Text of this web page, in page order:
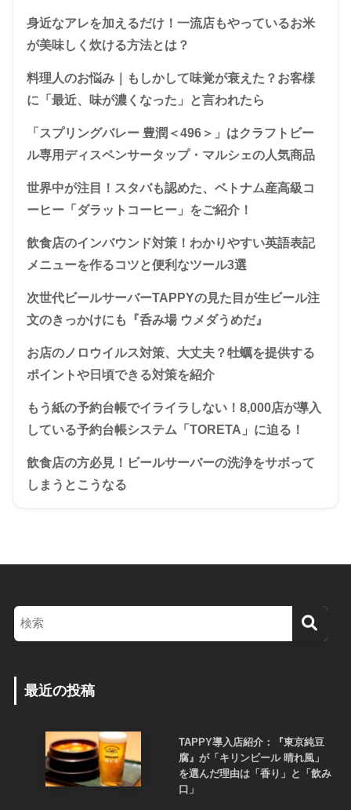
身近なアレを加えるだけ！一流店もやっているお米
が美味しく炊ける方法とは？
料理人のお悩み｜もしかして味覚が衰えた？お客様
に「最近、味が濃くなった」と言われたら
「スプリングバレー 豊潤＜496＞」はクラフトビー
ル専用ディスペンサータップ・マルシェの人気商品
世界中が注目！スタバも認めた、ベトナム産高級コ
ーヒー「ダラットコーヒー」をご紹介！
飲食店のインバウンド対策！わかりやすい英語表記
メニューを作るコツと便利なツール3選
次世代ビールサーバーTAPPYの見た目が生ビール注
文のきっかけにも『呑み場 ウメダうめだ』
お店のノロウイルス対策、大丈夫？牡蠣を提供する
ポイントや日頃できる対策を紹介
もう紙の予約台帳でイライラしない！8,000店が導入
している予約台帳システム「TORETA」に迫る！
飲食店の方必見！ビールサーバーの洗浄をサボって
しまうとこうなる
最近の投稿
TAPPY導入店紹介：『東京純豆
腐』が「キリンビール 晴れ風」
を選んだ理由は「香り」と「飲み
口」